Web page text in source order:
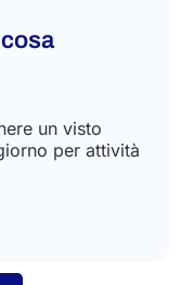
un visto
per attività